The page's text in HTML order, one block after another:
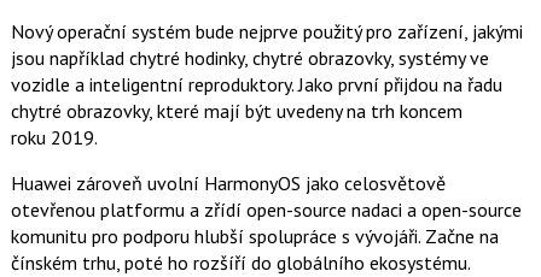
Nový operační systém bude nejprve použitý pro zařízení, jakými
jsou například chytré hodinky, chytré obrazovky, systémy ve
vozidle a inteligentní reproduktory. Jako první přijdou na řadu
chytré obrazovky, které mají být uvedeny na trh koncem
roku 2019.
Huawei zároveň uvolní HarmonyOS jako celosvětově
otevřenou platformu a zřídí open-source nadaci a open-source
komunitu pro podporu hlubší spolupráce s vývojáři. Začne na
čínském trhu, poté ho rozšíří do globálního ekosystému.